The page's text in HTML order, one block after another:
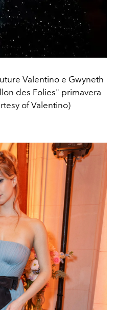
Valentino e Gwyneth
des Folies" primavera
of Valentino)